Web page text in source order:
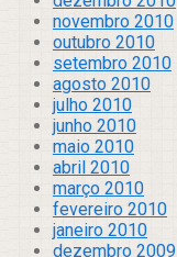
novembro 2010
outubro 2010
setembro 2010
agosto 2010
julho 2010
junho 2010
maio 2010
abril 2010
março 2010
fevereiro 2010
janeiro 2010
dezembro 2009